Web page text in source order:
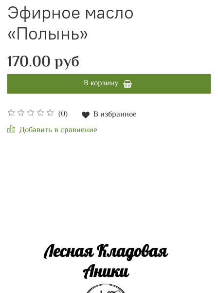
Эфирное масло
«Полынь»
(0)
В избранное
Добавить в сравнение
170.00 руб
В корзину